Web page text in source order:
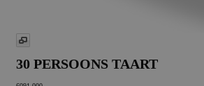
30 PERSOONS TAART